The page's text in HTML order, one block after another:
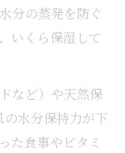
分の蒸発を防ぐ
いくら保湿して
など）や天然保
水分保持力が下
た食事やビタミ